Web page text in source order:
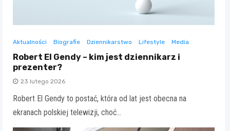
Aktualności Biografie Dziennikarstwo Lifestyle Media
Robert El Gendy – kim jest dziennikarz i
prezenter?
23 lutego 2026
Robert El Gendy to postać, która od lat jest obecna na
ekranach polskiej telewizji, choć…